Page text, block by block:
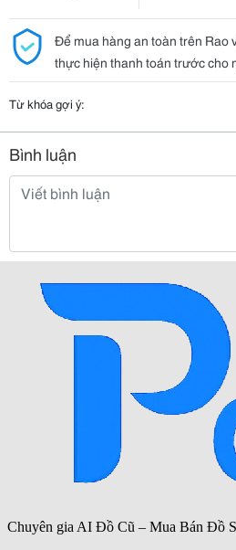
Để mua hàng an toàn trên Rao
thực hiện thanh toán trước cho
Từ khóa gợi ý:
Bình luận